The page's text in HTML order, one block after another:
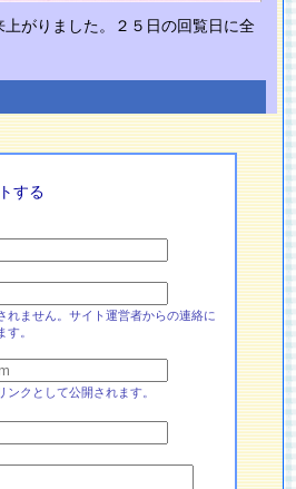
がりました。２５日の回覧日に全
する
れません。サイト運営者からの連絡に
す。
ンクとして公開されます。